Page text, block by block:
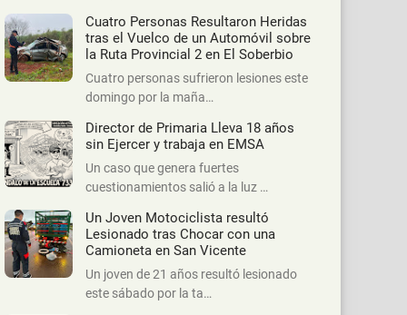
Cuatro Personas Resultaron Heridas
tras el Vuelco de un Automóvil sobre
la Ruta Provincial 2 en El Soberbio
Cuatro personas sufrieron lesiones este
domingo por la maña…
Director de Primaria Lleva 18 años
sin Ejercer y trabaja en EMSA
Un caso que genera fuertes
cuestionamientos salió a la luz …
Un Joven Motociclista resultó
Lesionado tras Chocar con una
Camioneta en San Vicente
Un joven de 21 años resultó lesionado
este sábado por la ta…